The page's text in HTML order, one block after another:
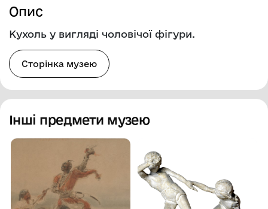
Опис
Кухоль у вигляді чоловічої фігури.
Сторінка музею
Інші предмети музею